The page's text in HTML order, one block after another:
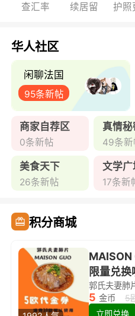
查汇率 续居留 护照
华人社区
闲聊法国
95条新帖
商家自荐区
0条新帖
真情秘
49条新
美食天下
26条新帖
文学广
17条新
积分商城
MAISON
限量兑换
5 金币
5
立即兑换